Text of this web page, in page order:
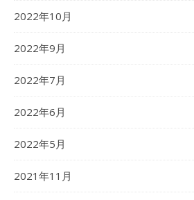
2022年10月
2022年9月
2022年7月
2022年6月
2022年5月
2021年11月